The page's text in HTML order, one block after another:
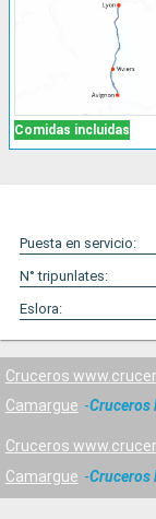
Comidas incluidas
Puesta en servicio:
N° tripunlates:
Eslora:
Cruceros
Camargue
Cruceros
Cruceros
Camargue
Cruceros